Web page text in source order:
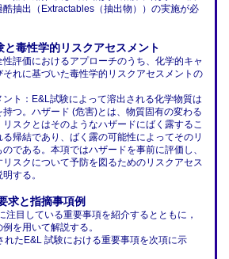
抽出（Extractables（抽出物））の実施が必
毒性学的リスクアセスメント
評価におけるアプローチのうち、化学的キャ
れに基づいた毒性学的リスクアセスメントの
ト：E&L試験によって溶出される化学物質は
つ。ハザード (危害)とは、物質固有の変わる
スクとはそのようなハザードにばく露するこ
帰結であり、ばく露の可能性によってそのリ
である。本項ではハザードを事前に評価し、
スクについて予防を図るためのリスクアセス
する。
求と指摘事項例
注目している重要事項を紹介するとともに，
を用いて解説する。
れたE&L 試験における重要事項を次項に示